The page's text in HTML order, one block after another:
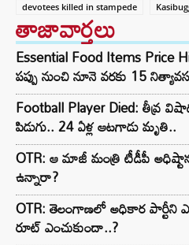
devotees killed in stampede
తాజావార్తలు
Essential Food Items Price
పప్పు నుంచి నూనె వరకు 15
Football Player Died: తీవ్ర
పిడుగు.. 24 ఏళ్ల ఆటగాడు మృతి..
OTR: ఆ మాజీ మంత్రి టీడీపీ
ఉన్నారా?
OTR: తెలంగాణలో అధికార పార్టీని
రూట్‌ ఎంచుకుందా..?